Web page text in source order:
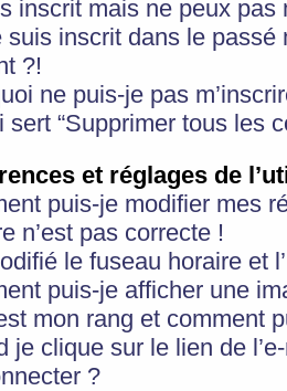
inscrit mais ne peux pas
suis inscrit dans le
?!
ne puis-je pas
sert “Supprimer tous les
et réglages de
puis-je modifier mes
n’est pas correcte !
le fuseau horaire et
puis-je afficher une
mon rang et comment
je clique sur le lien de
?